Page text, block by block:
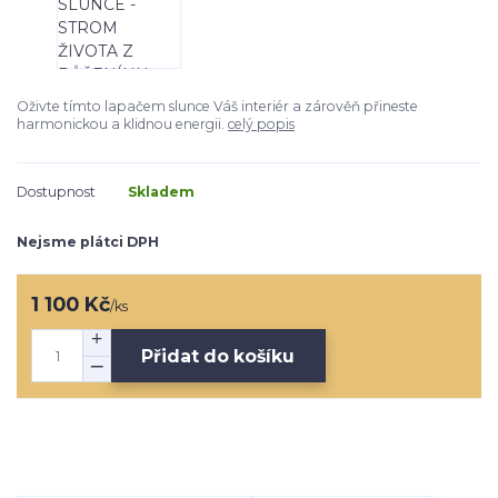
Oživte tímto lapačem slunce Váš interiér a zárověň přineste
harmonickou a klidnou energii. celý popis
Dostupnost Skladem
Nejsme plátci DPH
1 100 Kč/ks
Přidat do košíku